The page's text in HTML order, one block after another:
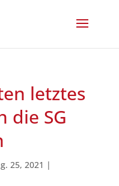
letztes
die SG
25, 2021 |